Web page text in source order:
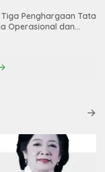
Tiga Penghargaan Tata
Operasional dan